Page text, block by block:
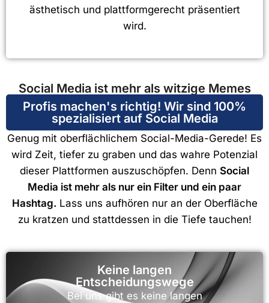
ästhetisch und plattformgerecht präsentiert
wird.
Social Media ist mehr als witzige Memes
Profis machen's richtig! Wir sind 100%
spezialisiert auf Social Media​
Genug mit oberflächlichem Social-Media-Gerede! Es
wird Zeit, tiefer zu graben und das wahre Potenzial
dieser Plattformen auszuschöpfen. Denn Social
Media ist mehr als nur ein Filter und ein paar
Hashtag. Lass uns aufhören nur an der Oberfläche
zu kratzen und stattdessen in die Tiefe tauchen!
Keine langen
Entscheidungswege
Bei uns gibt es keine langen